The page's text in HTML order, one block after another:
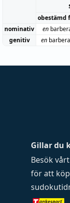
obestämd
nominativ
en
genitiv
en
Gillar du
Besök
för att